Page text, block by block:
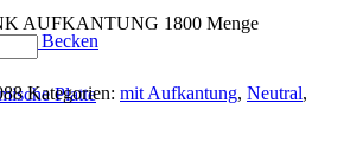
Becken
Platte
AUFKANTUNG 1800 Menge
Kategorien: mit Aufkantung, Neutral,